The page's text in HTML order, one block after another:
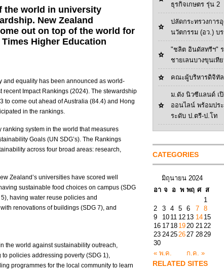
the world in university
New Zealand
out on top of the world for
Higher Education
and equality has been announced as world-
recent Impact Rankings (2024). The stewardship
to come out ahead of Australia (84.4) and Hong
in the rankings.
ranking system in the world that measures
Goals (UN SDG’s). The Rankings
across four broad areas: research,
Zealand’s universities have scored well
sustainable food choices on campus (SDG
having water reuse policies and
renovations of buildings (SDG 7), and
the world against sustainability outreach,
policies addressing poverty (SDG 1),
programmes for the local community to learn
ธุรกิจเกษตร รุ่น 2
ปลัดกระทรวงการ
นวัตกรรม (อว.) บ
"ชลิต อินดัสทรีฯ"
ชายเลนบางขุนเที
คณะผู้บริหารดิจิทั
ม.ดัง นิวซีแลนด์ เ
ออนไลน์ พร้อมปร
ระดับ ป.ตรี-ป.โท
CATEGORIES
มิถุนายน 2024
อา จ อ พ พฤ ศ ส
« พ.ค. ก.ค. »
1
2
3 4 5 6 7 8
9
10 11 12 13 14 15
16 17 18 1920 2122
23 24252627 2829
30
RELATED SITES